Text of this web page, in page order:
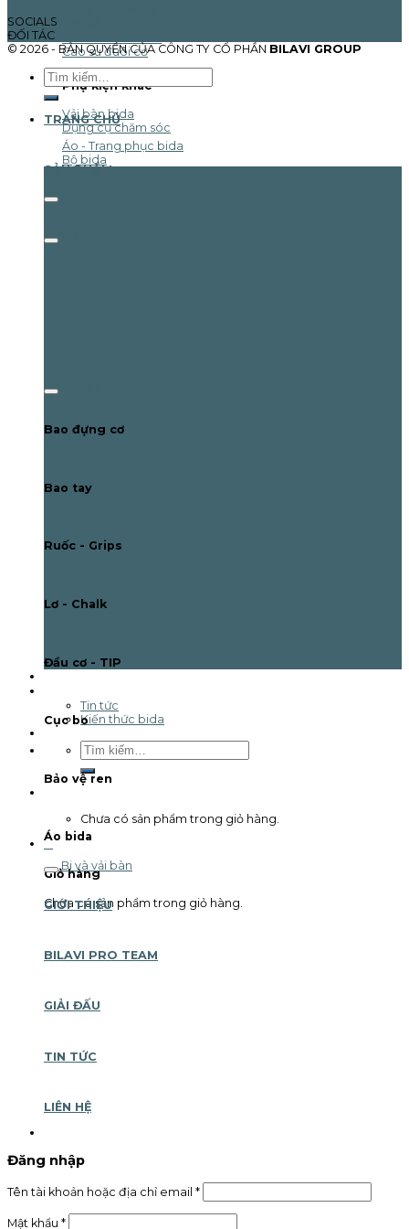
Cao su đuôi cơ
Phụ kiện khác
Vải bàn bida
Dụng cụ chăm sóc
Áo - Trang phục bida
Bộ bida
Tin tức
Kiến thức bida
Tìm
kiếm:
Chưa có sản phẩm trong giỏ hàng.
0
Giỏ hàng
Chưa có sản phẩm trong giỏ hàng.
SOCIALS
ĐỐI TÁC
© 2026 - BẢN QUYỀN CỦA CÔNG TY CỔ PHẦN BILAVI GROUP
Tìm
kiếm:
TRANG CHỦ
SẢN PHẨM
Bao đựng cơ
Bao tay
Ruốc - Grips
Lơ - Chalk
Đầu cơ - TIP
Cục bo
Bảo vệ ren
Áo bida
Bi và vải bàn
GIỚI THIỆU
BILAVI PRO TEAM
GIẢI ĐẤU
TIN TỨC
LIÊN HỆ
Đăng nhập
Tên tài khoản hoặc địa chỉ email *
Mật khẩu *